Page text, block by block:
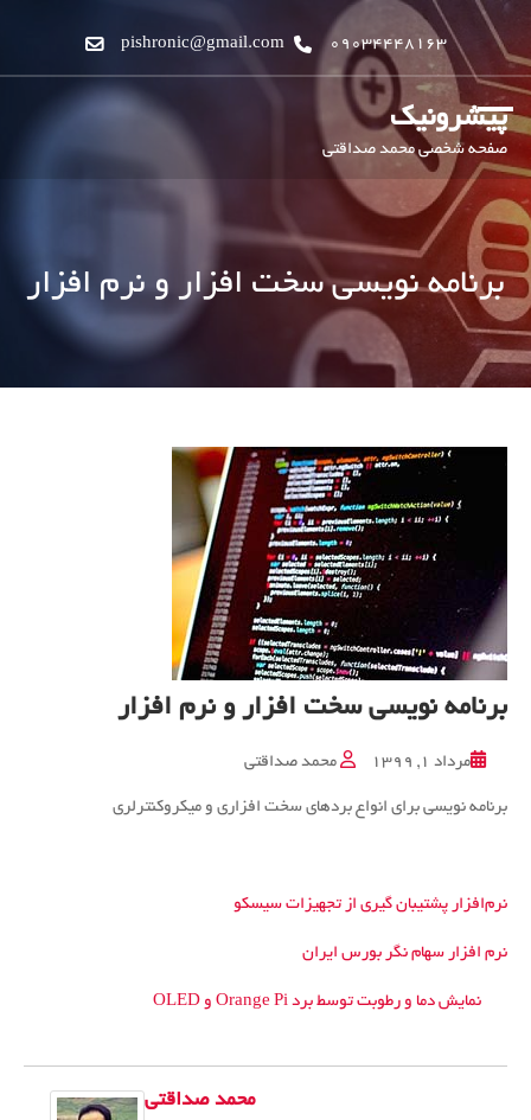
09034448163
pishronic@gmail.com
پیشرونیک
صفحه شخصی محمد صداقتی
برنامه نویسی سخت افزار و نرم افزار
برنامه نویسی سخت افزار و نرم افزار
مرداد ۱, ۱۳۹۹ محمد صداقتی
برنامه نویسی برای انواع بردهای سخت افزاری و میکروکنترلری
نرم‌افزار پشتیبان گیری از تجهیزات سیسکو
نرم افزار سهام نگر بورس ایران
نمایش دما و رطوبت توسط برد Orange Pi و OLED
محمد صداقتی